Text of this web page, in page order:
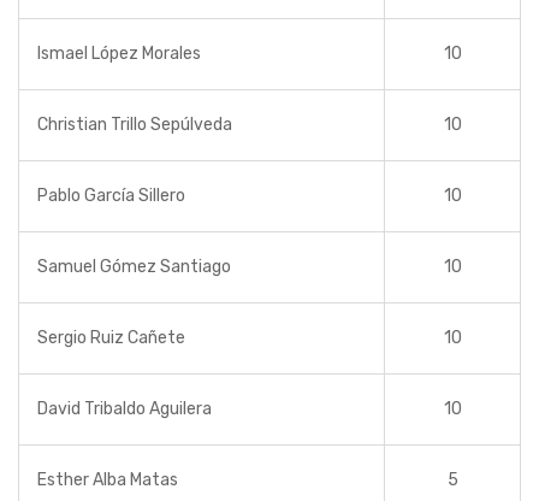
Ismael López Morales 10
Christian Trillo Sepúlveda 10
Pablo García Sillero 10
Samuel Gómez Santiago 10
Sergio Ruiz Cañete 10
David Tribaldo Aguilera 10
Esther Alba Matas 5